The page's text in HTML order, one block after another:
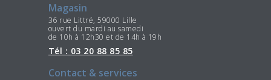
Magasin
36 rue Littré, 59000 Lille
ouvert du mardi au samedi
de 10h à 12h30 et de 14h à 19h
Tél : 03 20 88 85 85
Contact & services